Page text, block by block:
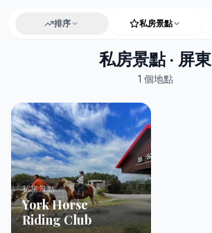
排序 私房景點
私房景點 · 屏東
1 個地點
私房景點
York Horse
Riding Club